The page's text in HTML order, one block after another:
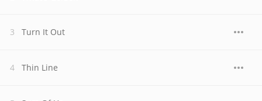
Turn It Out
Thin Line